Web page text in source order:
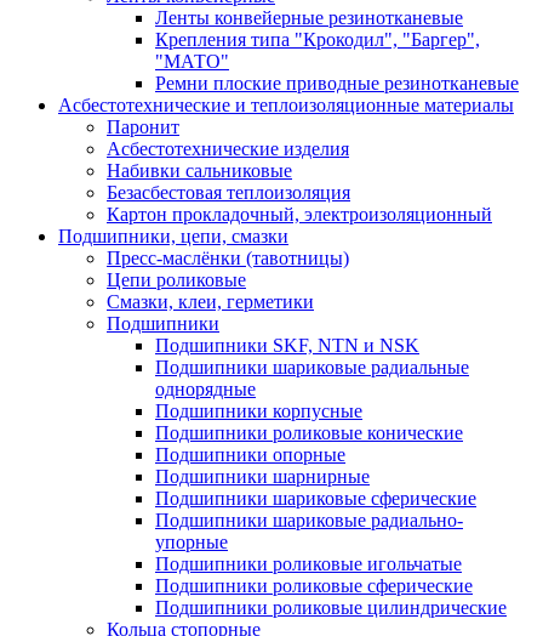
Ленты конвейерные резинотканевые
Крепления типа "Крокодил", "Баргер",
"МАТО"
Ремни плоские приводные резинотканевые
Асбестотехнические и теплоизоляционные материалы
Паронит
Асбестотехнические изделия
Набивки сальниковые
Безасбестовая теплоизоляция
Картон прокладочный, электроизоляционный
Подшипники, цепи, смазки
Пресс-маслёнки (тавотницы)
Цепи роликовые
Смазки, клеи, герметики
Подшипники
Подшипники SKF, NTN и NSK
Подшипники шариковые радиальные
однорядные
Подшипники корпусные
Подшипники роликовые конические
Подшипники опорные
Подшипники шарнирные
Подшипники шариковые сферические
Подшипники шариковые радиально-
упорные
Подшипники роликовые игольчатые
Подшипники роликовые сферические
Подшипники роликовые цилиндрические
Кольца стопорные